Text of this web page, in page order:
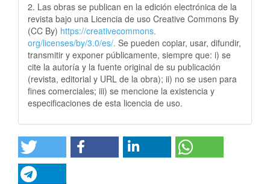
2. Las obras se publican en la edición electrónica de la
revista bajo una Licencia de uso Creative Commons By
(CC By) https://creativecommons.
org/licenses/by/3.0/es/. Se pueden copiar, usar, difundir,
transmitir y exponer públicamente, siempre que: i) se
cite la autoría y la fuente original de su publicación
(revista, editorial y URL de la obra); ii) no se usen para
fines comerciales; iii) se mencione la existencia y
especificaciones de esta licencia de uso.